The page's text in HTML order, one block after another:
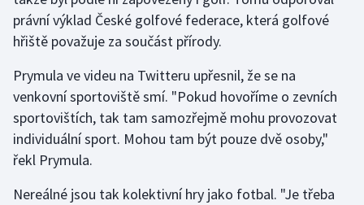
Judo
Krasobruslení
Lezení
Lyže a snowboard
Moderní pětiboj
právní výklad České golfové federace, která golfové
hřiště považuje za součást přírody.
Prymula ve videu na Twitteru upřesnil, že se na
venkovní sportoviště smí. "Pokud hovoříme o zevních
sportovištích, tak tam samozřejmě mohu provozovat
individuální sport. Mohou tam být pouze dvě osoby,"
řekl Prymula.
Nereálné jsou tak kolektivní hry jako fotbal. "Je třeba